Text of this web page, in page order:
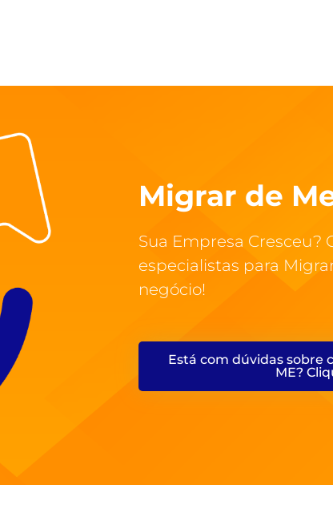
Migrar de
Sua Empresa Cresceu?
especialistas para
negócio!
Está com dúvidas sobre
ME?